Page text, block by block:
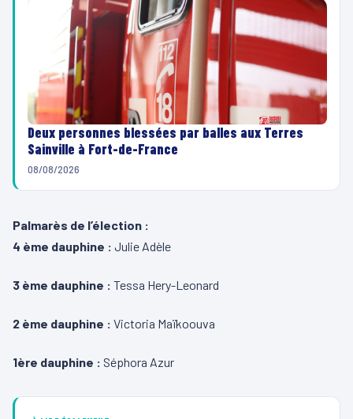
Deux personnes blessées par balles aux Terres
Sainville à Fort-de-France
08/08/2026
Palmarès de l’élection :
4 ème dauphine : Julie Adèle
3 ème dauphine : Tessa Hery-Leonard
2 ème dauphine : Victoria Maïkoouva
1ère dauphine : Séphora Azur